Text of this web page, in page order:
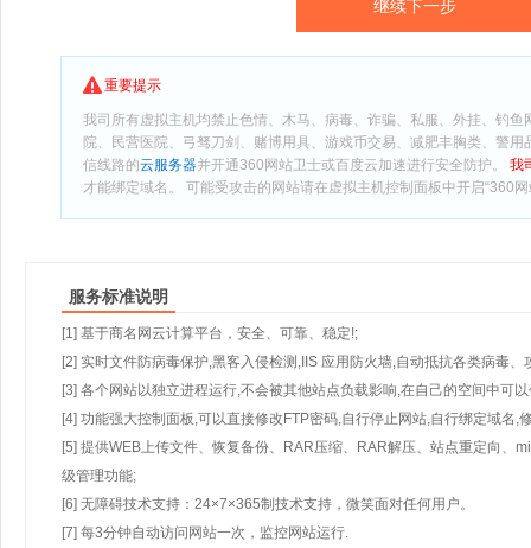
重要提示
我司所有虚拟主机均禁止色情、木马、病毒、诈骗、私服、外挂、钓
院、民营医院、弓驽刀剑、赌博用具、游戏币交易、减肥丰胸类、警
信线路的云服务器并开通360网站卫士或百度云加速进行安全防护。 我
才能绑定域名。 可能受攻击的网站请在虚拟主机控制面板中开启“360
服务标准说明
[1] 基于商名网云计算平台，安全、可靠、稳定!;
[2] 实时文件防病毒保护,黑客入侵检测,IIS 应用防火墙,自动抵抗各类病毒、
[3] 各个网站以独立进程运行,不会被其他站点负载影响,在自己的空间中可
[4] 功能强大控制面板,可以直接修改FTP密码,自行停止网站,自行绑定域名,
[5] 提供WEB上传文件、恢复备份、RAR压缩、RAR解压、站点重定向、
级管理功能;
[6] 无障碍技术支持：24×7×365制技术支持，微笑面对任何用户。
[7] 每3分钟自动访问网站一次，监控网站运行.